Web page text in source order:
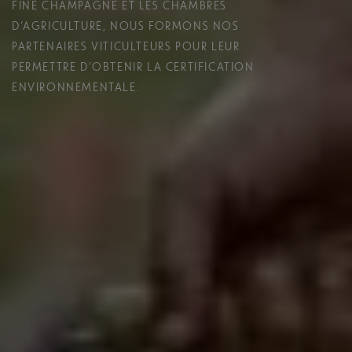
FINE CHAMPAGNE ET LES CHAMBRES
D’AGRICULTURE, NOUS FORMONS NOS
PARTENAIRES VITICULTEURS POUR LEUR
PERMETTRE D’OBTENIR LA CERTIFICATION
ENVIRONNEMENTALE.